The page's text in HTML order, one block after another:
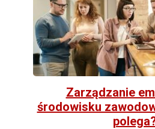
Zarządzanie
środowisku